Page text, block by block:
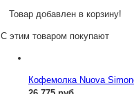
Товар добавлен в корзину!
С этим товаром покупают
Кофемолка Nuova